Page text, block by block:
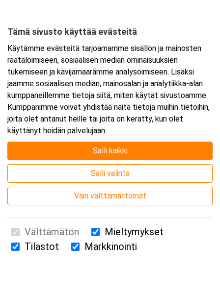
Tarkempi kartta ja ajo-ohjeet
Suomen Ensiapukoulutus Oy / Valimotie 21 / 00380 Helsinki
Tämä sivusto käyttää evästeitä
Käytämme evästeitä tarjoamamme sisällön ja mainosten
räätälöimiseen, sosiaalisen median ominaisuuksien
tukemiseen ja kävijämäärämme analysoimiseen. Lisäksi
jaamme sosiaalisen median, mainosalan ja analytiikka-alan
kumppaneillemme tietoja siitä, miten käytät sivustoamme.
Kumppanimme voivat yhdistää näitä tietoja muihin tietoihin,
joita olet antanut heille tai joita on kerätty, kun olet
käyttänyt heidän palvelujaan.
Salli kaikki
Salli valinta
Vain välttämättömät
Välttämätön
Mieltymykset
Tilastot
Markkinointi